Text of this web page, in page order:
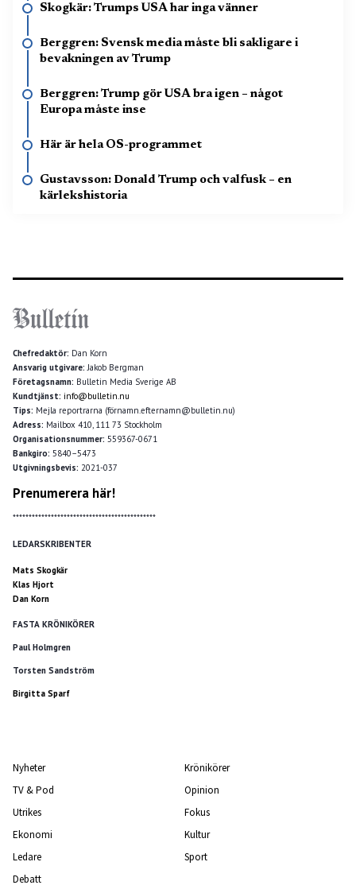
Skogkär: Trumps USA har inga vänner
Berggren: Svensk media måste bli sakligare i
bevakningen av Trump
Berggren: Trump gör USA bra igen – något
Europa måste inse
Här är hela OS-programmet
Gustavsson: Donald Trump och valfusk – en
kärlekshistoria
Chefredaktör: Dan Korn
Ansvarig utgivare:Jakob Bergman
Företagsnamn: Bulletin Media Sverige AB
Kundtjänst: info@bulletin.nu
Tips: Mejla reportrarna (förnamn.efternamn@bulletin.nu)
Adress: Mailbox 410, 111 73 Stockholm
Organisationsnummer: 559367-0671
Bankgiro: 5840–5473
Utgivningsbevis: 2021-037
Prenumerera här!
*********************************************
LEDARSKRIBENTER
Mats Skogkär
Klas Hjort
Dan Korn
FASTA KRÖNIKÖRER
Paul Holmgren
Torsten Sandström
Birgitta Sparf
Nyheter
TV & Pod
Utrikes
Ekonomi
Ledare
Debatt
Krönikörer
Opinion
Fokus
Kultur
Sport